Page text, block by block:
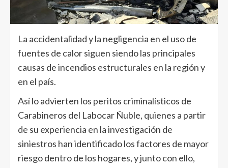
La accidentalidad y la negligencia en el uso de
fuentes de calor siguen siendo las principales
causas de incendios estructurales en la región y
en el país.
Así lo advierten los peritos criminalísticos de
Carabineros del Labocar Ñuble, quienes a partir
de su experiencia en la investigación de
siniestros han identificado los factores de mayor
riesgo dentro de los hogares, y junto con ello,